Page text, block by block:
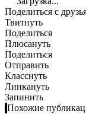
Поделиться с
Твитнуть
Поделиться
Плюсануть
Поделиться
Отправить
Класснуть
Линкануть
Запинить
Похожие